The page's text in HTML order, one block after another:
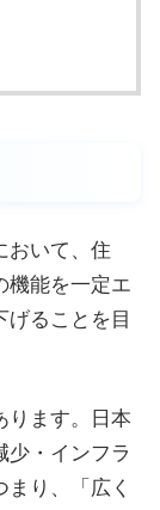
おいて、住
機能を一定エ
げることを目
ります。日本
少・インフラ
り、「広く